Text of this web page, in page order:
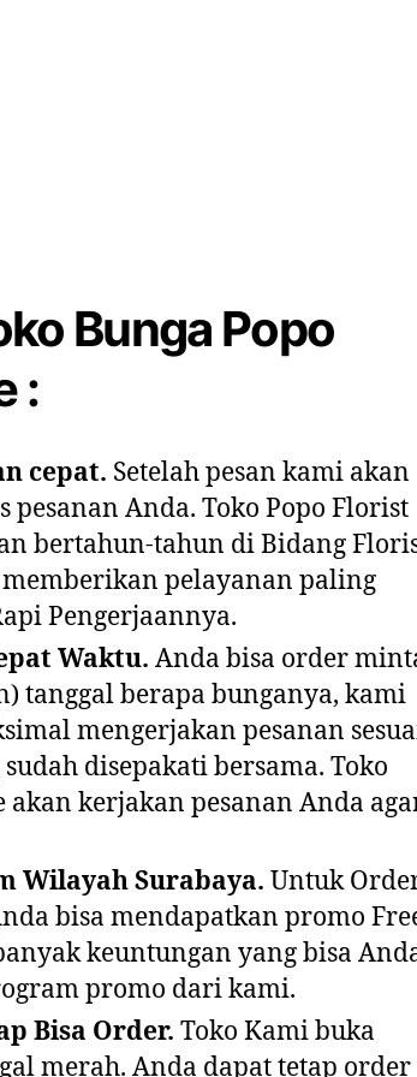
Bunga Popo
:
cepat. Setelah pesan kami akan
pesanan Anda. Toko Popo Florist
bertahun-tahun di Bidang
pelayanan paling
Pengerjaannya.
Waktu. Anda bisa order
berapa bunganya, kami
mengerjakan pesanan
disepakati bersama. Toko
kerjakan pesanan Anda
Wilayah Surabaya. Untuk
bisa mendapatkan promo
keuntungan yang bisa
promo dari kami.
Bisa Order. Toko Kami buka
merah. Anda dapat tetap order